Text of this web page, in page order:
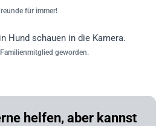
für immer!
geworden.
helfen, aber kannst